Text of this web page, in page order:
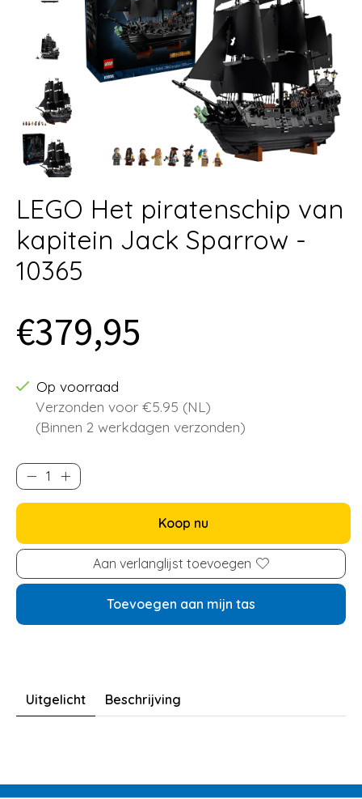
LEGO Het piratenschip van
kapitein Jack Sparrow -
10365
€379,95
Op voorraad
Verzonden voor €5.95 (NL)
(Binnen 2 werkdagen verzonden)
Koop nu
Aan verlanglijst toevoegen
Toevoegen aan mijn tas
Uitgelicht Beschrijving